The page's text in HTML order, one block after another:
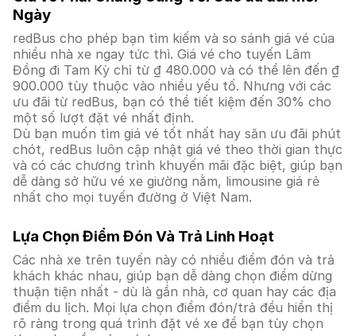
Ngày
redBus cho phép bạn tìm kiếm và so sánh giá vé của
nhiều nhà xe ngay tức thì. Giá vé cho tuyến Lâm
Đồng đi Tam Kỳ chỉ từ ₫ 480.000 và có thể lên đến ₫
900.000 tùy thuộc vào nhiều yếu tố. Nhưng với các
ưu đãi từ redBus, bạn có thể tiết kiệm đến 30% cho
một số lượt đặt vé nhất định.
Dù bạn muốn tìm giá vé tốt nhất hay săn ưu đãi phút
chót, redBus luôn cập nhật giá vé theo thời gian thực
và có các chương trình khuyến mãi đặc biệt, giúp bạn
dễ dàng sở hữu vé xe giường nằm, limousine giá rẻ
nhất cho mọi tuyến đường ở Việt Nam.
Lựa Chọn Điểm Đón Và Trả Linh Hoạt
Các nhà xe trên tuyến này có nhiều điểm đón và trả
khách khác nhau, giúp bạn dễ dàng chọn điểm dừng
thuận tiện nhất - dù là gần nhà, cơ quan hay các địa
điểm du lịch. Mọi lựa chọn điểm đón/trả đều hiển thị
rõ ràng trong quá trình đặt vé xe để bạn tùy chọn